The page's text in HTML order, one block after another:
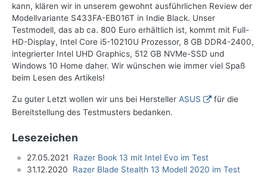
kann, klären wir in unserem gewohnt ausführlichen Review der
Modellvariante S433FA-EB016T in Indie Black. Unser
Testmodell, das ab ca. 800 Euro erhältlich ist, kommt mit Full-
HD-Display, Intel Core i5-10210U Prozessor, 8 GB DDR4-2400,
integrierter Intel UHD Graphics, 512 GB NVMe-SSD und
Windows 10 Home daher. Wir wünschen wie immer viel Spaß
beim Lesen des Artikels!
Zu guter Letzt wollen wir uns bei Hersteller ASUS
für die
Bereitstellung des Testmusters bedanken.
Lesezeichen
27.05.2021 Razer Book 13 mit Intel Evo im Test
31.12.2020 Razer Blade Stealth 13 Modell 2020 im Test